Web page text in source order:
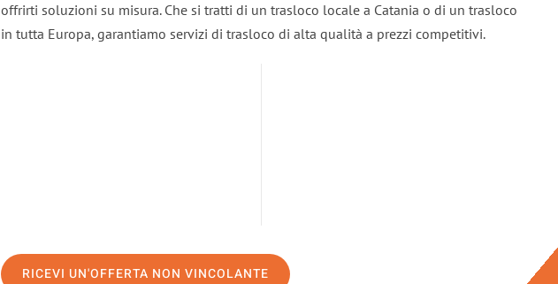
offrirti soluzioni su misura. Che si tratti di un trasloco locale a Catania o di un trasloco
in tutta Europa, garantiamo servizi di trasloco di alta qualità a prezzi competitivi.
RICEVI UN'OFFERTA NON VINCOLANTE